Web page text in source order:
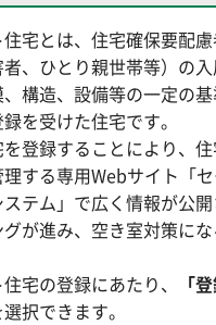
宅とは、住宅確保要配
、ひとり親世帯等）の
構造、設備等の一定の
を受けた住宅です。
登録することにより、
する専用Webサイト「
ステム」で広く情報が公
が進み、空き室対策に
宅の登録にあたり、
「
択できます。